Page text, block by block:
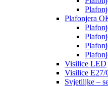
Plafonjera
Visilice LED
Visilice E27/
Svjetiljke –